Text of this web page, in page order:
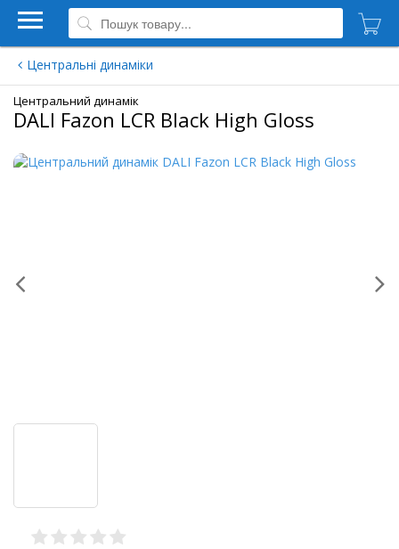
Центральні динаміки
Центральний динамік
DALI Fazon LCR Black High Gloss